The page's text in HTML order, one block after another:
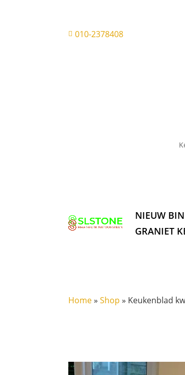
 010-2378408
NIEUW
GRANIET
Home»Shop » Keukenblad